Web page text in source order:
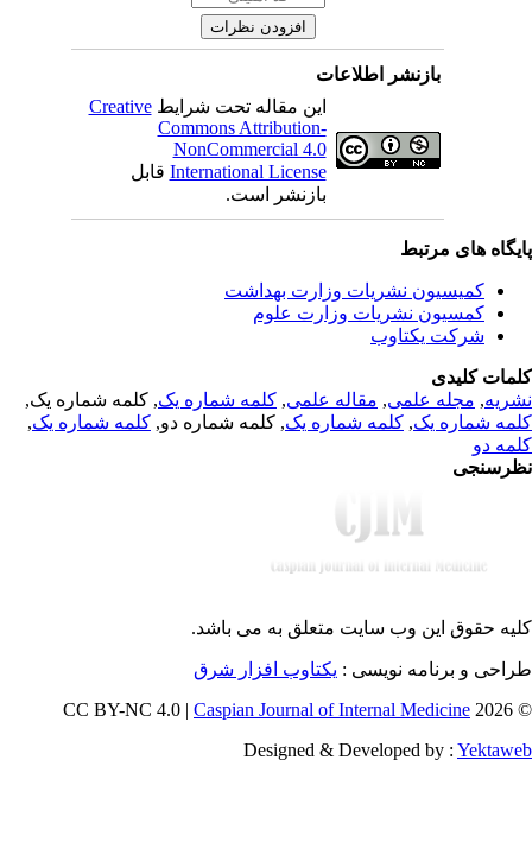
بازنشر اطلاعات
این مقاله تحت شرایطCreative
Commons Attribution-
NonCommercial 4.0
International Licenseقابل
بازنشر است.
های مرتبط
کمیسیون نشریات وزارت بهداشت
کمسیون نشریات وزارت علوم
شرکت یکتاوب
کلیدی
,مجله علمی, مقاله علمی, کلمه شماره یک, کلمه شماره یک,
شماره یک,کلمه شماره یک, کلمه شماره دو,کلمه شماره یک,
دو
حقوق این وب سایت متعلق بهمی باشد.
و برنامه نویسی : یکتاوب افزار شرق
©
Caspian Journal of Internal Medicine
Designed & Developed by :